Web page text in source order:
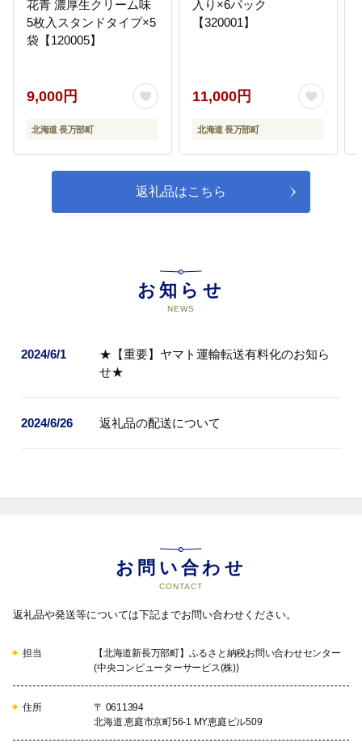
花青 濃厚生クリーム味
5枚入スタンドタイプ×5
袋【120005】
9,000円
北海道 長万部町
入り×6パック
【320001】
11,000円
北海道 長万部町
返礼品はこちら
お知らせ
NEWS
2024/6/1
★【重要】ヤマト運輸転送有料化のお知ら
せ★
2024/6/26 返礼品の配送について
お問い合わせ
CONTACT
返礼品や発送等については下記までお問い合わせください。
担当
【北海道新長万部町】ふるさと納税お問い合わせセンター
(中央コンピューターサービス(株))
住所
〒 0611394
北海道 恵庭市京町56-1 MY恵庭ビル509